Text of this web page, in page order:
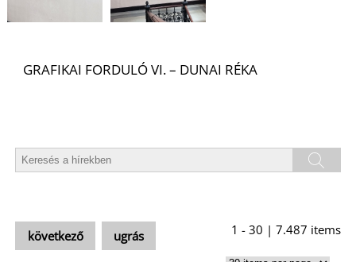
GRAFIKAI FORDULÓ VI. – DUNAI RÉKA
következő ugrás 1 - 30 | 7.487 items